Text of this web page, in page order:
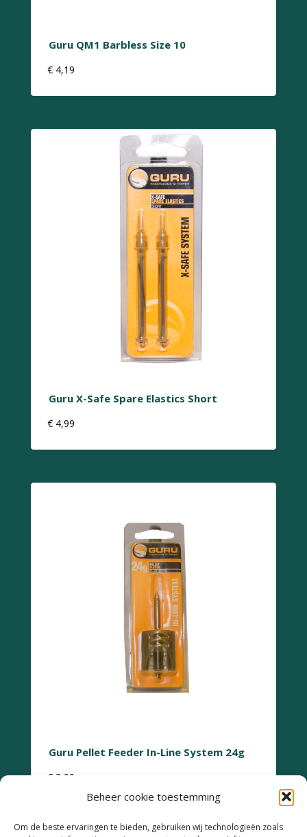
Beheer cookie toestemming
Om de beste ervaringen te bieden, gebruiken wij technologieën zoals
Guru QM1 Barbless Size 10
€ 4,19
Guru X-Safe Spare Elastics Short
€ 4,99
Guru Pellet Feeder In-Line System 24g
€ 3,99